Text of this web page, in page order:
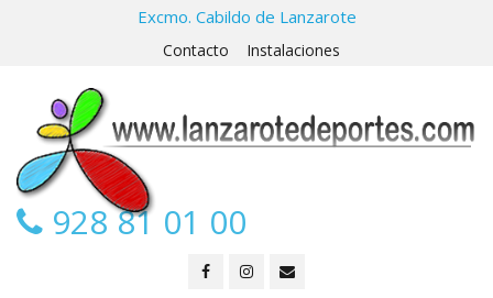
Excmo. Cabildo de Lanzarote
Contacto Instalaciones
928 81 01 00